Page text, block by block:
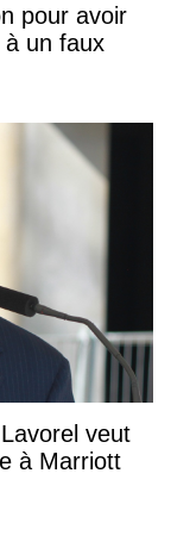
pour avoir
à un faux
veut
à Marriott